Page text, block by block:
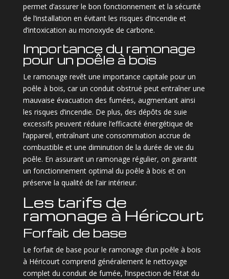
permet d’assurer le bon fonctionnement et la sécurité
de l’installation en évitant les risques d’incendie et
d’intoxication au monoxyde de carbone.
Importance du ramonage
pour un poêle à bois
Le ramonage revêt une importance capitale pour un
poêle à bois, car un conduit obstrué peut entraîner une
mauvaise évacuation des fumées, augmentant ainsi
les risques d’incendie. De plus, des dépôts de suie
excessifs peuvent réduire l’efficacité énergétique de
l’appareil, entraînant une consommation accrue de
combustible et une diminution de la durée de vie du
poêle. En assurant un ramonage régulier, on garantit
un fonctionnement optimal du poêle à bois et on
préserve la qualité de l’air intérieur.
Les tarifs de
ramonage à Héricourt
Forfait de base
Le forfait de base pour le ramonage d’un poêle à bois
à Héricourt comprend généralement le nettoyage
complet du conduit de fumée, l’inspection de l’état du